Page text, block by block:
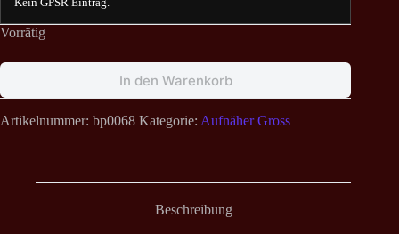
Vorrätig
In den Warenkorb
Artikelnummer: bp0068 Kategorie: Aufnäher Gross
Beschreibung